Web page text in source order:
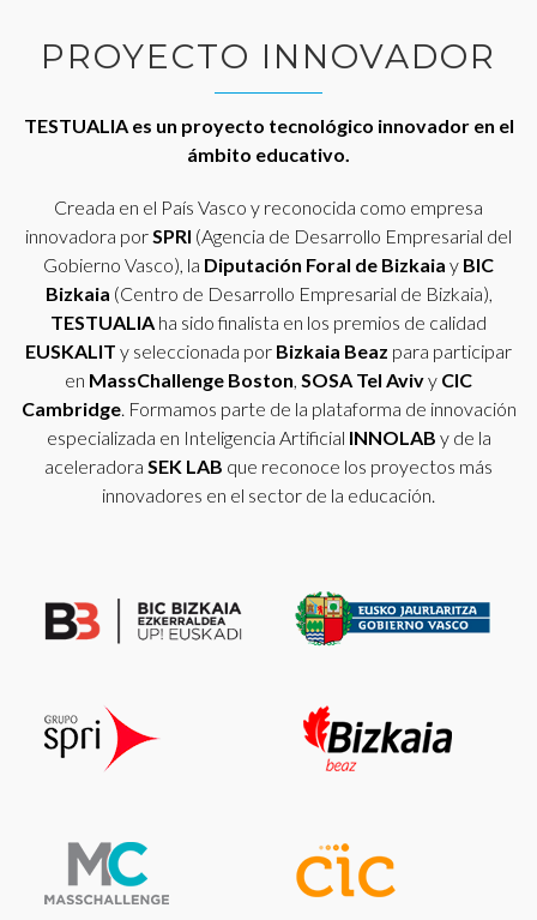
PROYECTO INNOVADOR
TESTUALIA es un proyecto tecnológico innovador en el
ámbito educativo.
Creada en el País Vasco y reconocida como empresa
innovadora porSPRI (Agencia de Desarrollo Empresarial del
Gobierno Vasco), la Diputación Foral de Bizkaia y BIC
Bizkaia (Centro de Desarrollo Empresarial de Bizkaia),
TESTUALIA ha sido finalista en los premios de calidad
EUSKALIT y seleccionada por Bizkaia Beaz para participar
en MassChallenge Boston, SOSA Tel Avivy CIC
Cambridge. Formamos parte de la plataforma de innovación
especializada en Inteligencia Artificial INNOLAB y de la
aceleradora SEK LAB que reconoce los proyectos más
innovadores en el sector de la educación.